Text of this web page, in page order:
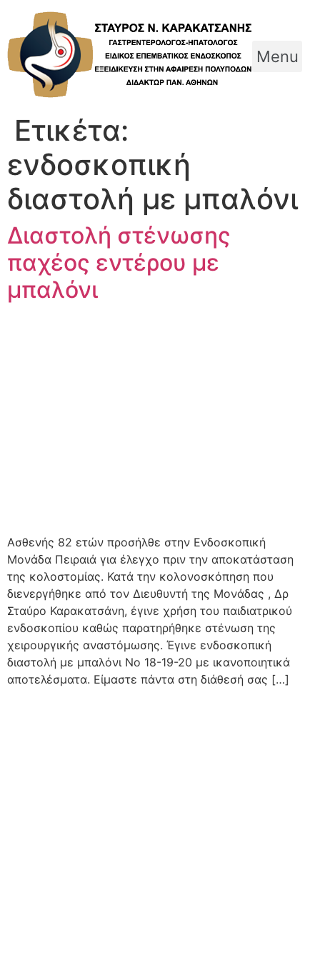
content
Menu
Ετικέτα:
ενδοσκοπική
διαστολή με μπαλόνι
Διαστολή στένωσης
παχέος εντέρου με
μπαλόνι
Ασθενής 82 ετών προσήλθε στην Ενδοσκοπική
Μονάδα Πειραιά για έλεγχο πριν την αποκατάσταση
της κολοστομίας. Κατά την κολονοσκόπηση που
διενεργήθηκε από τον Διευθυντή της Μονάδας , Δρ
Σταύρο Καρακατσάνη, έγινε χρήση του παιδιατρικού
ενδοσκοπίου καθώς παρατηρήθηκε στένωση της
χειρουργικής αναστόμωσης. Έγινε ενδοσκοπική
διαστολή με μπαλόνι Νο 18-19-20 με ικανοποιητικά
αποτελέσματα. Είμαστε πάντα στη διάθεσή σας […]